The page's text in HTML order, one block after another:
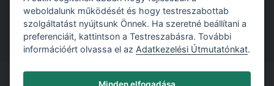
weboldalunk működését és hogy testreszabottab
szolgáltatást nyújtsunk Önnek. Ha szeretné beállítani a
preferenciáit, kattintson a Testreszabásra. További
információért olvassa el az Adatkezelési Útmutatónkat.